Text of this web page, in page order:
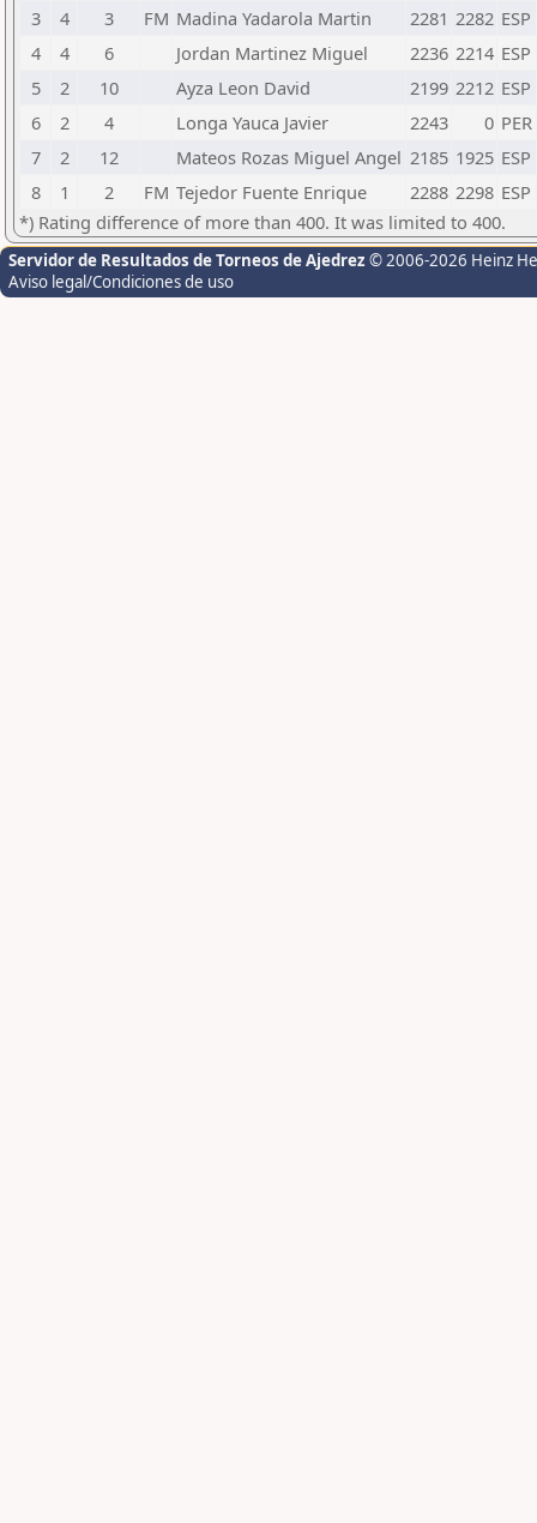
3
4 3 FM Madina Yadarola Martin 2281 2282 ESP
4
4 6 Jordan Martinez Miguel 2236 2214 ESP
5
2 10 Ayza Leon David 2199 2212 ESP
6
2 4 Longa Yauca Javier 2243 0 PER
7
2 12 Mateos Rozas Miguel Angel 2185 1925 ESP
8
1 2 FM Tejedor Fuente Enrique 2288 2298 ESP
*) Rating difference of more than 400. It was limited to 400.
Servidor de Resultados de Torneos de Ajedrez © 2006-2026 Heinz
Aviso legal/Condiciones de uso